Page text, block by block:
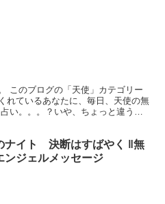
このブログの「天使」カテゴリー
れているあなたに、毎日、天使の無
い。。。？いや、ちょっと違うか
ナイト 決断はすばやく ‖無
ンジェルメッセージ